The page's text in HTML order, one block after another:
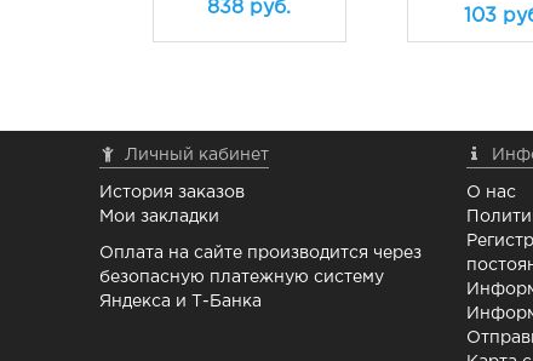
838 руб. 103
Личный кабинет
История заказов
Мои закладки
Оплата на сайте производится через
безопасную платежную систему
Яндекса и Т-Банка
О нас